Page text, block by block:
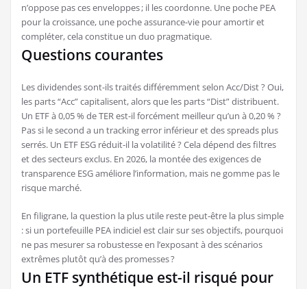
n’oppose pas ces enveloppes ; il les coordonne. Une poche PEA
pour la croissance, une poche assurance-vie pour amortir et
compléter, cela constitue un duo pragmatique.
Questions courantes
Les dividendes sont-ils traités différemment selon Acc/Dist ? Oui,
les parts “Acc” capitalisent, alors que les parts “Dist” distribuent.
Un ETF à 0,05 % de TER est-il forcément meilleur qu’un à 0,20 % ?
Pas si le second a un tracking error inférieur et des spreads plus
serrés. Un ETF ESG réduit-il la volatilité ? Cela dépend des filtres
et des secteurs exclus. En 2026, la montée des exigences de
transparence ESG améliore l’information, mais ne gomme pas le
risque marché.
En filigrane, la question la plus utile reste peut-être la plus simple
: si un portefeuille PEA indiciel est clair sur ses objectifs, pourquoi
ne pas mesurer sa robustesse en l’exposant à des scénarios
extrêmes plutôt qu’à des promesses ?
Un ETF synthétique est-il risqué pour